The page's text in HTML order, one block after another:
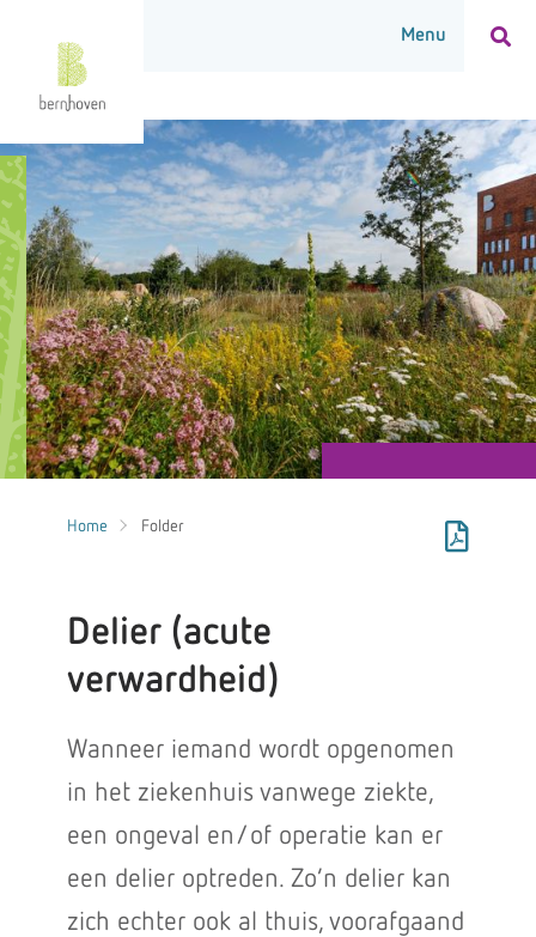
Home Folder
Delier (acute
verwardheid)
Wanneer iemand wordt opgenomen
in het ziekenhuis vanwege ziekte,
een ongeval en/of operatie kan er
een delier optreden. Zo’n delier kan
zich echter ook al thuis, voorafgaand